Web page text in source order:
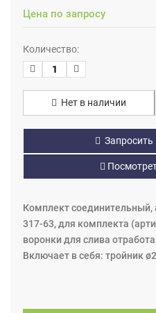
Цена по запросу
Количество:
Нет в наличии
Комплект соединительный,
317-63, для комплекта
воронки для слива
Включает в себя: тройник